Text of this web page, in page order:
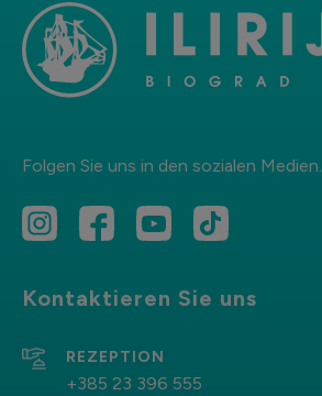
Folgen Sie uns in den sozialen Medien.
Kontaktieren Sie uns
REZEPTION
+385 23 396 555